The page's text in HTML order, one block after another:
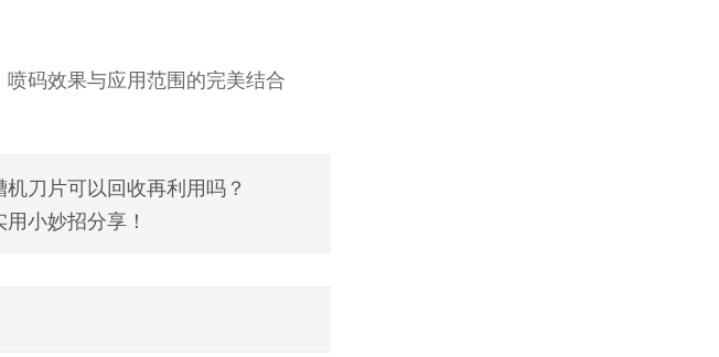
码效果与应用范围的完美结合
刀片可以回收再利用吗？
小妙招分享！